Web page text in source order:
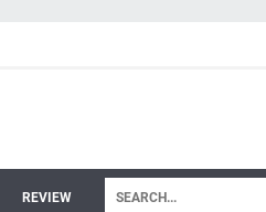
REVIEW